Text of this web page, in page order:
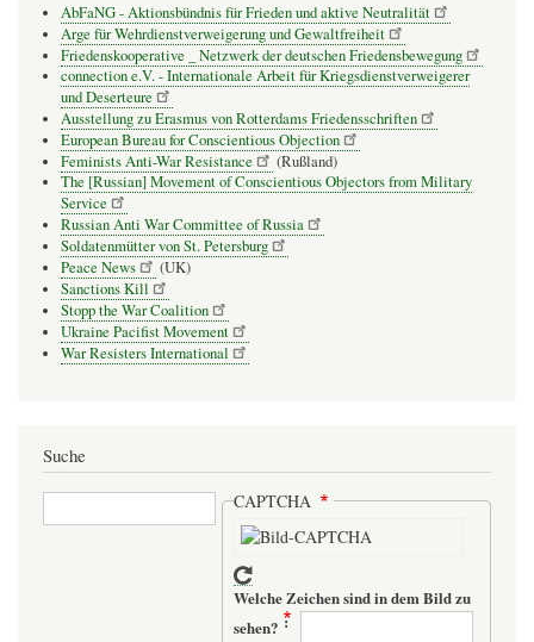
AbFaNG - Aktionsbündnis für Frieden und aktive Neutralität
Arge für Wehrdienstverweigerung und Gewaltfreiheit
Friedenskooperative _ Netzwerk der deutschen Friedensbewegung
connection e.V. - Inter­na­tio­nale Arbeit für Kriegs­dienst­ver­wei­gerer
und Deser­teure
Ausstellung zu Erasmus von Rotterdams Friedensschriften
European Bureau for Conscientious Objection
Feminists Anti-War Resistance
(Rußland)
The [Russian] Movement of Conscientious Objectors from Military
Service
Russian Anti War Committee of Russia
Soldatenmütter von St. Petersburg
Peace News
(UK)
Sanctions Kill
Stopp the War Coalition
Ukraine Pacifist Movement
War Resisters International
Suche
Suche CAPTCHA
Welche Zeichen sind in dem Bild zu
sehen?